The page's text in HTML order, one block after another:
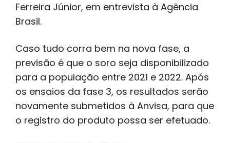
Ferreira Júnior, em entrevista à Agência
Brasil.
Caso tudo corra bem na nova fase, a
previsão é que o soro seja disponibilizado
para a população entre 2021 e 2022. Após
os ensaios da fase 3, os resultados serão
novamente submetidos à Anvisa, para que
o registro do produto possa ser efetuado.